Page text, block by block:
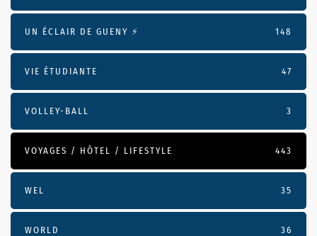
UN ÉCLAIR DE GUENY ⚡️ 148
VIE ÉTUDIANTE 47
VOLLEY-BALL 3
VOYAGES / HÔTEL / LIFESTYLE 443
WEL 35
WORLD 36